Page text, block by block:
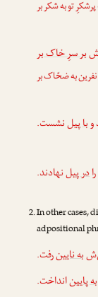
تو به شکر بر
بر سرِ خاک بر
به ضحّاک بر
وبا پیلنشست.
در پیلنهادند.
In other cases,
adpositional
به نایینرفت.
به پایینانداخت.